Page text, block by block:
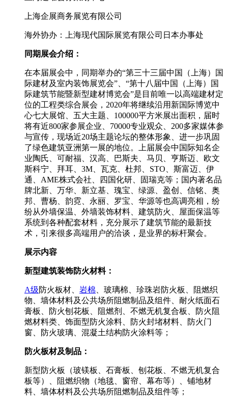
上海企展商务展览有限公司
海外协办：上海现代国际展览有限公司日本办事处
同期展会介绍：
在本届展会中，同期举办的“第三十三届中国（上海）国
际建材及室内装饰展览会”、“第十八届中国（上海）国
际建筑节能暨新型建材博览会”是目前唯一以高端建材定
位的工程类综合展会，2020年将继续沿用新国际博览中
心七大展馆、五大主题、100000平方米展出面积，届时
将有近800家参展企业、70000专业观众、200多家媒体参
与宣传，现场近20场主题论坛的整体形象、进一步巩固
了绿色建筑亚洲第一展的地位。上届展会中国际知名企
业陶氏、可耐福、汉高、巴斯夫、马贝、亨斯迈、欧文
斯科宁、拜耳、3M、瓦克、杜邦、STO、斯富迈、伊
通、AME株式会社、四国化研、固瑞克等；国内著名品
牌北新、万华、新立基、瑰宝、绿源、盈创、信铭、奥
邦、曹杨、韵霓、永丽、罗宝、华源等也高调亮相，纷
纷从外墙保温、外墙装饰材料、建筑防火、屋面保温等
系统到各种配套材料，充分展示了建筑节能的最新技
术，引来很多高端用户的洽谈，是业界的标杆聚会。
展示内容
新型建筑装饰防火材料：
A级防火板材、 岩棉 、玻璃棉、珍珠岩防火板、阻燃织
物、墙体材料及公共场所阻燃制品及组件、耐火纸面石
膏板、防火刨花板、阻燃剂、不燃无机复合板、防火阻
燃材料类、饰面型防火涂料、防火封堵材料、防火门
窗、防火玻璃、混凝土结构防火涂料等；
防火板材及制品 ：
新型防火板（玻镁板、石膏板、刨花板、不燃无机复合
板等）、阻燃织物（地毯、窗帘、幕布等）、铺地材
料、墙体材料及公共场所阻燃制品及组件等；